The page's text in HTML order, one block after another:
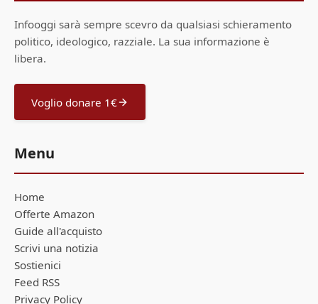
Infooggi sarà sempre scevro da qualsiasi schieramento
politico, ideologico, razziale. La sua informazione è
libera.
Voglio donare 1€
Menu
Home
Offerte Amazon
Guide all'acquisto
Scrivi una notizia
Sostienici
Feed RSS
Privacy Policy